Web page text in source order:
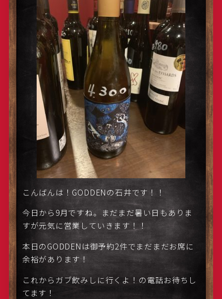
こんばんは！GODDENの石井です！！
今日から9月ですね。まだまだ暑い日もありま
すが元気に営業していきます！！
本日のGODDENは御予約2件でまだまだお席に
余裕があります！
これからガブ飲みしに行くよ！の電話お待ちし
てます！